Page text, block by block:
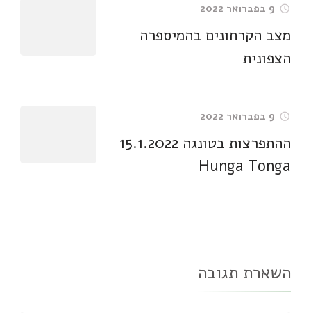
9 בפברואר 2022
מצב הקרחונים בהמיספרה
הצפונית
9 בפברואר 2022
ההתפרצות בטונגה 15.1.2022
Hunga Tonga
השארת תגובה